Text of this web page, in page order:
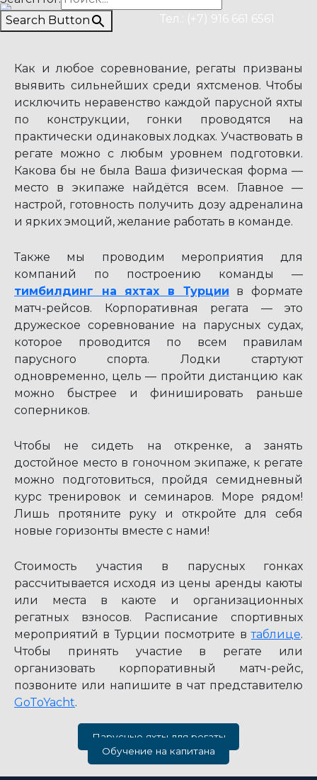
Тел.: (+7) 916 661 6561
Search Button
Как и любое соревнование, регаты призваны
выявить сильнейших среди яхтсменов. Чтобы
исключить неравенство каждой парусной яхты
по конструкции, гонки проводятся на
практически одинаковых лодках. Участвовать в
регате можно с любым уровнем подготовки.
Какова бы не была Ваша физическая форма —
место в экипаже найдётся всем. Главное —
настрой, готовность получить дозу адреналина
и ярких эмоций, желание работать в команде.
Также мы проводим мероприятия для
компаний по построению команды —
тимбилдинг на яхтах в Турции в формате
матч-рейсов. Корпоративная регата — это
дружеское соревнование на парусных судах,
которое проводится по всем правилам
парусного спорта. Лодки стартуют
одновременно, цель — пройти дистанцию как
можно быстрее и финишировать раньше
соперников.
Чтобы не сидеть на откренке, а занять
достойное место в гоночном экипаже, к регате
можно подготовиться, пройдя семидневный
курс тренировок и семинаров. Море рядом!
Лишь протяните руку и откройте для себя
новые горизонты вместе с нами!
Стоимость участия в парусных гонках
рассчитывается исходя из цены аренды каюты
или места в каюте и организационных
регатных взносов. Расписание спортивных
мероприятий в Турции посмотрите втаблице.
Чтобы принять участие в регате или
организовать корпоративный матч-рейс,
позвоните или напишите в чат представителю
GoToYacht.
Парусные яхты для регаты
Обучение на капитана